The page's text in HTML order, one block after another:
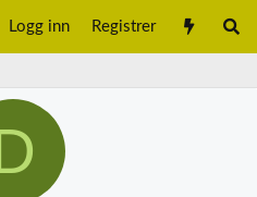
Logg inn Registrer